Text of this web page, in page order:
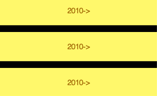
2010->
2010->
2010->